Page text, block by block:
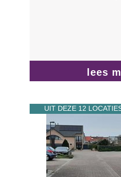
lees
UIT DEZE 12